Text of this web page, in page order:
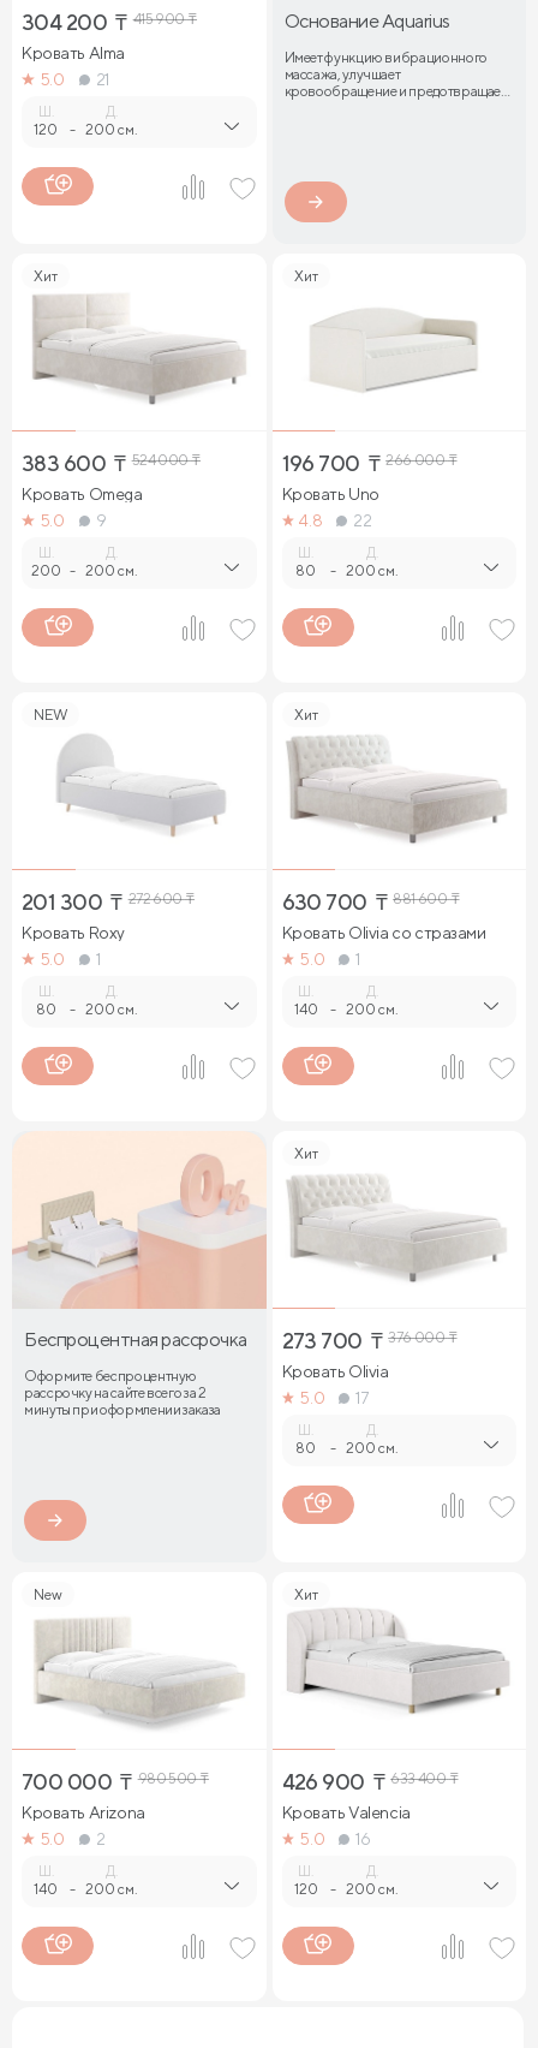
304 200 ₸ 415 900₸
Кровать Alma
5.0
21
120 -
Д.
200 см.
Основание Aquarius
Имеет функцию вибрационного
массажа, улучшает
кровообращение и предотвращает
Хит
383 600 ₸ 524 000₸
Кровать Omega
5.0
9
200 -
Д.
200 см.
Хит
196 700 ₸ 266 000₸
Кровать Uno
4.8
22
80 -
Д.
200 см.
NEW
201 300 ₸ 272 600₸
Кровать Roxy
5.0
1
80 -
Д.
200 см.
Хит
630 700 ₸ 881 600₸
Кровать Olivia со стразами
5.0
1
140 -
Д.
200 см.
Беспроцентная рассрочка
Оформите беспроцентную
рассрочку на сайте всего за 2
минуты при оформлении заказа
Хит
273 700 ₸ 376 000₸
Кровать Olivia
5.0
17
80 -
Д.
200 см.
New
700 000 ₸ 980 500₸
Кровать Arizona
5.0
2
140 -
Д.
200 см.
Хит
426 900 ₸ 633 400₸
Кровать Valencia
5.0
16
120 -
Д.
200 см.